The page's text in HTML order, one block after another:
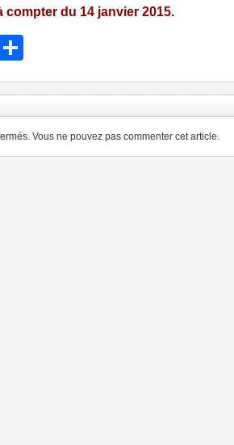
compter du 14 janvier 2015.
Email
Vous ne pouvez pas commenter cet article.